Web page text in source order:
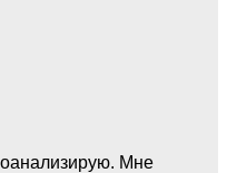
Мне